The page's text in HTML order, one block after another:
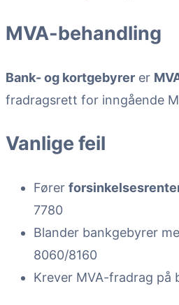
MVA-behandling
Bank- og kortgebyrer er
fradragsrett for inngående
Vanlige feil
Fører
7780
Blander bankgebyrer
8060/8160
Krever MVA-fradrag på